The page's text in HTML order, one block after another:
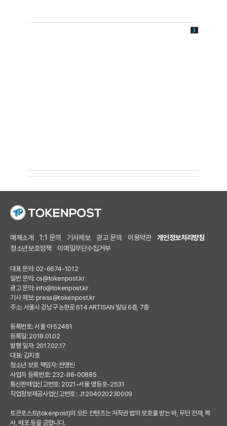
매체소개 1:1 문의 기사제보 광고 문의 이용약관
개인정보처리방침
청소년보호정책
이메일무단수집거부
대표 문의: 02-6674-1012
일반 문의: cs@tokenpost.kr
광고 문의: info@tokenpost.kr
기사 제보: press@tokenpost.kr
주소: 서울시 강남구 논현로 614 ARTISAN 빌딩 6층, 7층
등록번호: 서울 아 52481
등록일: 2018.01.02
발행 일자: 2017.02.17
대표: 김지호
청소년 보호 책임자: 전영빈
사업자 등록번호: 232-88-00885
통신판매업신고번호: 2021-서울 영등포-2531
직업정보제공사업신고번호 : J1204020230009
토큰포스트(tokenpost)의 모든 컨텐츠는 저작권 법의 보호를 받는 바, 무단 전재, 복
사, 배포 등을 금합니다.